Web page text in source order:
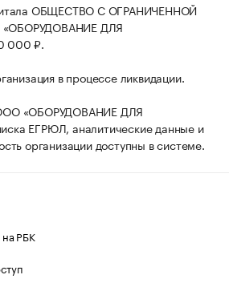
ОБЩЕСТВО С ОГРАНИЧЕННОЙ
ДЛЯ
000 ₽.
в процессе ликвидации.
«ОБОРУДОВАНИЕ ДЛЯ
ЕГРЮЛ, аналитические данные и
организации доступны в системе.
на РБК